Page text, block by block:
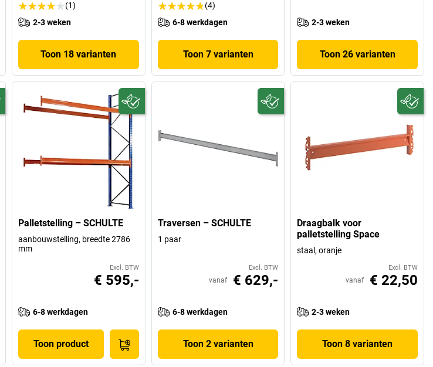
(1)
2-3 weken
Toon 18 varianten
(4)
6-8 werkdagen
Toon 7 varianten
2-3 weken
Toon 26 varianten
Palletstelling – SCHULTE
aanbouwstelling, breedte 2786
mm
Excl. BTW
€ 595,-
6-8 werkdagen
Toon product
Traversen – SCHULTE
1 paar
Excl. BTW
vanaf € 629,-
6-8 werkdagen
Toon 2 varianten
Draagbalk voor
palletstelling Space
staal, oranje
Excl. BTW
vanaf € 22,50
2-3 weken
Toon 8 varianten